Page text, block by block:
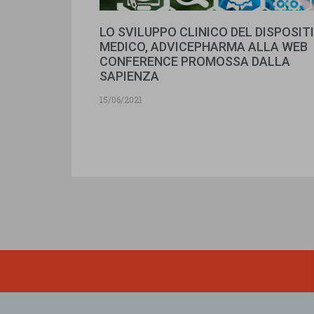
LO SVILUPPO CLINICO DEL
MEDICO, ADVICEPHARMA ALLA WEB
CONFERENCE PROMOSSA DALLA
SAPIENZA
15/06/2021